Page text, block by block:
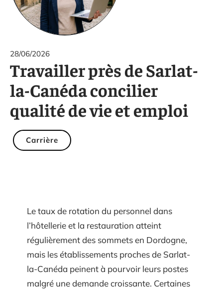
28/06/2026
Travailler près de Sarlat-
la-Canéda concilier
qualité de vie et emploi
Carrière
Le taux de rotation du personnel dans
l’hôtellerie et la restauration atteint
régulièrement des sommets en Dordogne,
mais les établissements proches de Sarlat-
la-Canéda peinent à pourvoir leurs postes
malgré une demande croissante. Certaines